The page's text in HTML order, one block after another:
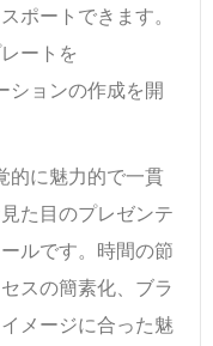
ポートできます。
ートを
ョンの作成を開
的に魅力的で一貫
た目のプレゼンテ
ルです。時間の節
スの簡素化、ブラ
メージに合った魅